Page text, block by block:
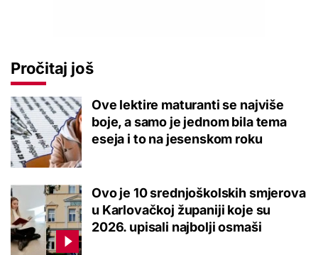
Pročitaj još
Ove lektire maturanti se najviše
boje, a samo je jednom bila tema
eseja i to na jesenskom roku
Ovo je 10 srednjoškolskih smjerova
u Karlovačkoj županiji koje su
2026. upisali najbolji osmaši